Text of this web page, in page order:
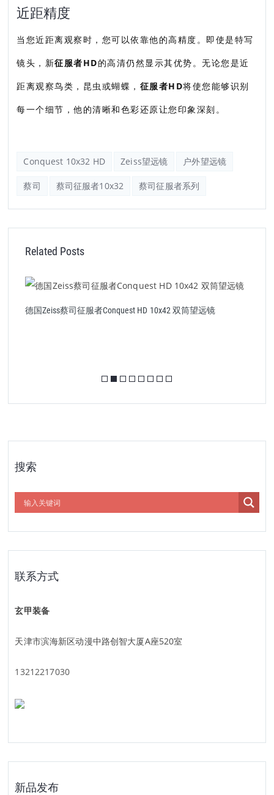
近距精度
当您近距离观察时，您可以依靠他的高精度。即使是特写
镜头，新征服者HD的高清仍然显示其优势。无论您是近
距离观察鸟类，昆虫或蝴蝶， 征服者HD将使您能够识别
每一个细节，他的清晰和色彩还原让您印象深刻。
Conquest 10x32 HD Zeiss望远镜 户外望远镜
蔡司 蔡司征服者10x32 蔡司征服者系列
Related Posts
德国Zeiss蔡司征服者Conquest HD 10x42 双筒望远镜
搜索
联系方式
玄甲装备
天津市滨海新区动漫中路创智大厦A座520室
13212217030
新品发布